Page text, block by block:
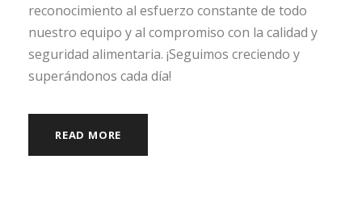
reconocimiento al esfuerzo constante de todo
nuestro equipo y al compromiso con la calidad y
seguridad alimentaria. ¡Seguimos creciendo y
superándonos cada día!
READ MORE